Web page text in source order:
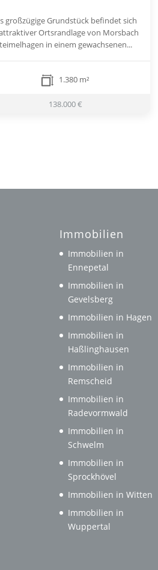
großzügige Grundstück befindet sich
Ortsrandlage von Morsbach
in einem gewachsenen...
1.380 m²
138.000 €
Immobilien
Immobilien in
Ennepetal
Immobilien in
Gevelsberg
Immobilien in Hagen
Immobilien in
Haßlinghausen
Immobilien in
Remscheid
Immobilien in
Radevormwald
Immobilien in
Schwelm
Immobilien in
Sprockhövel
Immobilien in Witten
Immobilien in
Wuppertal